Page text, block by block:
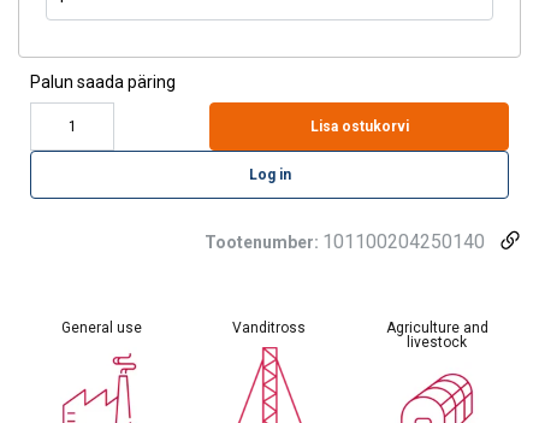
Palun saada päring
Lisa ostukorvi
Log in
Tootenumber: 101100204250140
General use Vanditross
Agriculture and
livestock